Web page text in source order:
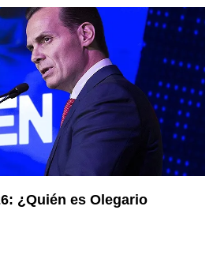
¿Quién es Olegario